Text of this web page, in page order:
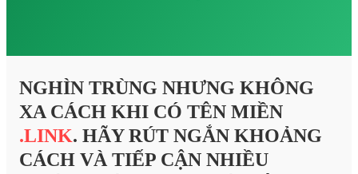
NGHÌN TRÙNG NHƯNG KHÔNG
XA CÁCH KHI CÓ TÊN MIỀN
.LINK. HÃY RÚT NGẮN KHOẢNG
CÁCH VÀ TIẾP CẬN NHIỀU